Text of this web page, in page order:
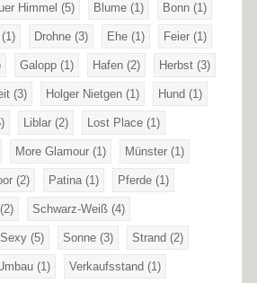
Himmel (5) Blume (1) Bonn (1)
(1) Drohne (3) Ehe (1) Feier (1)
Galopp (1) Hafen (2) Herbst (3)
(3) Holger Nietgen (1) Hund (1)
Liblar (2) Lost Place (1)
More Glamour (1) Münster (1)
(2) Patina(1) Pferde (1)
(2) Schwarz-Weiß (4)
Sexy (5) Sonne (3) Strand (2)
(1) Verkaufsstand (1)